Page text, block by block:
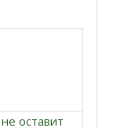
оставит